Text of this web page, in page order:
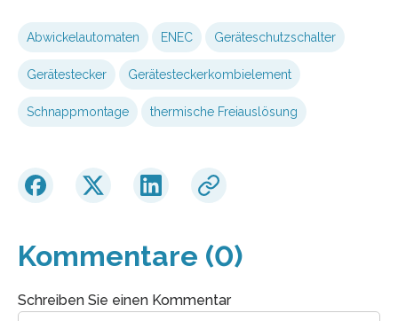
Abwickelautomaten ENEC Geräteschutzschalter
Gerätestecker Gerätesteckerkombielement
Schnappmontage thermische Freiauslösung
Kommentare (0)
Schreiben Sie einen Kommentar